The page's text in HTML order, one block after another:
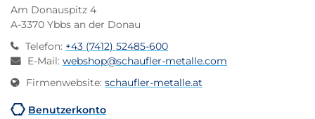
Am Donauspitz 4
A-3370 Ybbs an der Donau
Telefon: +43 (7412) 52485-600
E-Mail: webshop@schaufler-metalle.com
Firmenwebsite: schaufler-metalle.at
Benutzerkonto